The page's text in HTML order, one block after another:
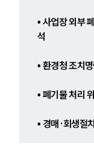
• 사업장 외부
석
• 환경청 조치
• 폐기물 처리
• 경매·회생절